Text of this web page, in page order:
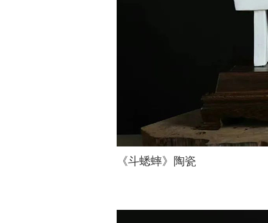
《斗蟋蟀》陶瓷